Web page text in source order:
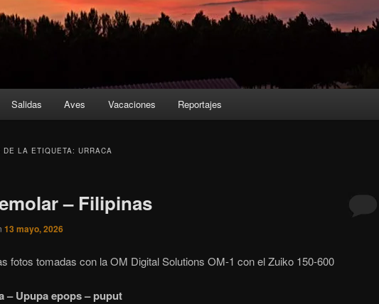
Salidas Aves Vacaciones Reportajes
DE LA ETIQUETA: URRACA
– Filipinas
13 mayo, 2026
fotos tomadas con la OM Digital Solutions OM-1 con el Zuiko 150-600
– Upupa epops – puput